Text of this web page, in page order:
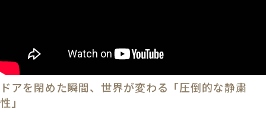
ドアを閉めた瞬間、世界が変わる「圧倒的な静粛
性」